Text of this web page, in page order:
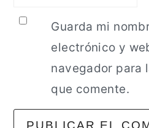
Guarda mi
electrónico y
navegador para
que comente.